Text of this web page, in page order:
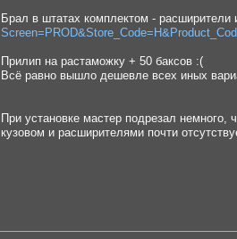
Брал в штатах комплектом - расширители
Прилип на растаможку + 50 баксов :(
Всё равно вышло дешевле всех иных
При установке мастер подрезал
кузовом и расширителями почти